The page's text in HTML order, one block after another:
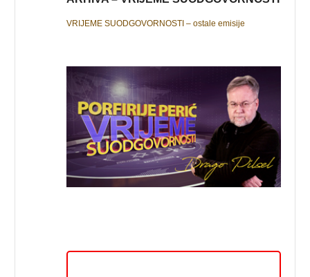
VRIJEME SUODGOVORNOSTI – ostale emisije